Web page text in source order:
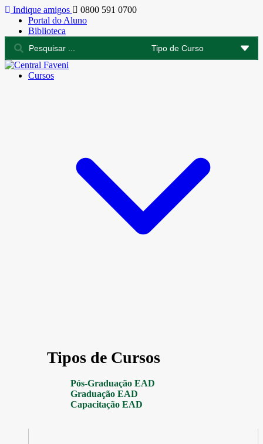
Indique amigos
0800 591 0700
Portal do Aluno
Biblioteca
Cursos
Tipos de Cursos
Pós-Graduação EAD
Graduação EAD
Capacitação EAD